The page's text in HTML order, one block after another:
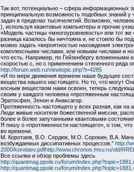
Так вот, потенциально – сфера информационных
принципиальную возможность подобных знаний
задач в пределах тысячелетий. Возможно,
), используя квантовые компьютеры и прочие
«Модель частицы «многоуровневость» или тот
разница казалось бы ничтожна и, не стоило бы
можно задать «вероятностью нахождения
комплексными числами, или новыми числами и
что есть. Например, по Гейзенбергу вложенными
скоростью с, но с применением степенного ряда
http://forum.web.ru/viewtopic.php?t=4285
«И по мере движения времени наше будущее
вещества нашего настоящего. Но то, что могут
косным веществом нами освоен, теперь
своим у каждого человека «протяженным
Эратосфен, Зенон и Анаксагор.
Протяженность настоящего у всех разная, как на
Люди живые носители божественной миссии,
более и более запутанными квантовыми
Я пишу о «протяженности настоящего», о том,
во времени.
М. Коротаев, В.О. Сердюк, М.О. Сорокин, В.А.
возбуждаемых диссипативных процессов.” http://
2000/korotaev.pdfhttp://www.chronos.msu.ru/old/
Все ссылки и обзор проблемы здесь
http://quantmag.ppole.ru/forum/
http://quantmag.ppole.ru/forum/